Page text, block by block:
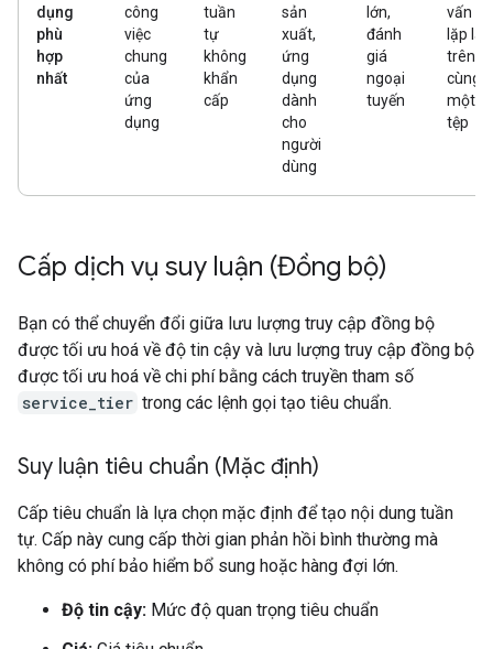
dụng
phù
hợp
nhất
công
việc
chung
của
ứng
dụng
tuần
tự
không
khẩn
cấp
sản
xuất,
ứng
dụng
dành
cho
người
dùng
lớn,
đánh
giá
ngoại
tuyến
vấn
lặp lại
trên
cùng
một
tệp
Cấp dịch vụ suy luận (Đồng bộ)
Bạn có thể chuyển đổi giữa lưu lượng truy cập đồng bộ
được tối ưu hoá về độ tin cậy và lưu lượng truy cập đồng bộ
được tối ưu hoá về chi phí bằng cách truyền tham số
service_tier trong các lệnh gọi tạo tiêu chuẩn.
Suy luận tiêu chuẩn (Mặc định)
Cấp tiêu chuẩn là lựa chọn mặc định để tạo nội dung tuần
tự. Cấp này cung cấp thời gian phản hồi bình thường mà
không có phí bảo hiểm bổ sung hoặc hàng đợi lớn.
Độ tin cậy: Mức độ quan trọng tiêu chuẩn